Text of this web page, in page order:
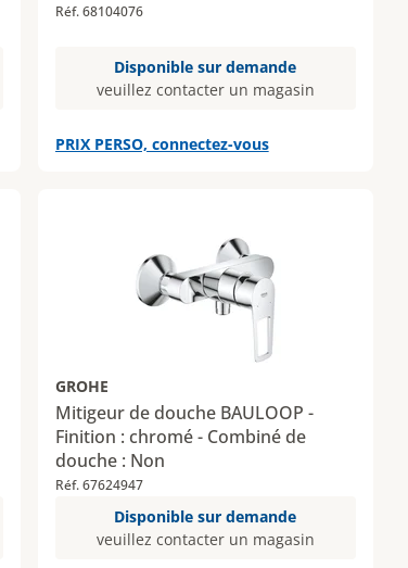
Réf. 68104076
Disponible sur demande
veuillez contacter un magasin
PRIX PERSO, connectez-vous
GROHE
Mitigeur de douche BAULOOP -
Finition : chromé - Combiné de
douche : Non
Réf. 67624947
Disponible sur demande
veuillez contacter un magasin